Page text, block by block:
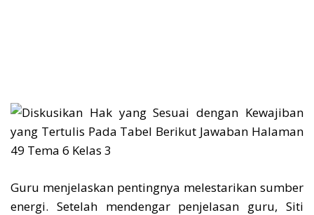
Guru menjelaskan pentingnya melestarikan sumber
energi. Setelah mendengar penjelasan guru, Siti